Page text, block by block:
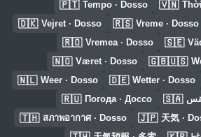
🇵🇹 Tempo · Dosso 🇻🇳
🇩🇰 Vejret · Dosso 🇷🇸 Vreme · Dosso
🇷🇴 Vremea · Dosso 🇸🇪
🇳🇴 Været · Dosso 🇬🇧🇺🇸
🇳🇱 Weer · Dosso 🇩🇪 Wetter · Dosso
🇷🇺 Погода · Доссо 🇸🇦
🇹🇭 สภาพอากาศ · Dosso 🇯🇵 天気 ·